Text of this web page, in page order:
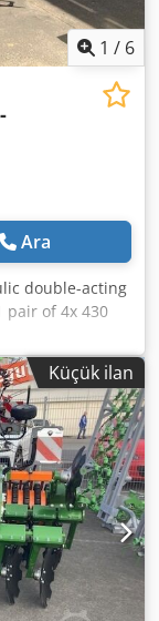
1 / 6
Ara
double-acting
pair of 4x 430
1 pair of 4x
for hydraulic
wheel DM
Küçük ilan